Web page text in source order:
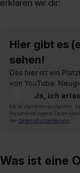
erklären wir dir:
Hier gibt es
sehen!
Das hier ist ein
von YouTube.
Ja, ich
Ich bin damit einverstanden,
Personenbezogene Daten
der Datenschutzerklärung
Was ist eine